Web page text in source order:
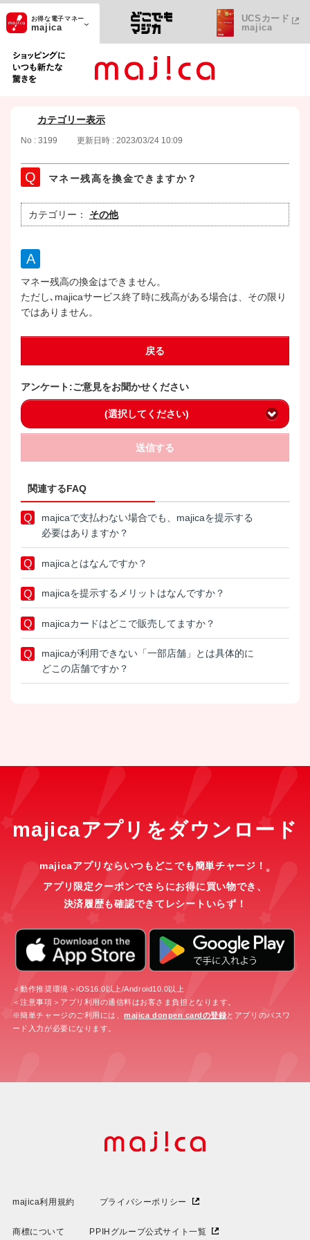
ショッピングにいつも新たな驚きを
お得な電子マネー
majica
UCSカード
majica
カテゴリー表示
No : 3199 更新日時 : 2023/03/24 10:09
マネー残高を換金できますか？
カテゴリー： その他
マネー残高の換金はできません。
ただし､majicaサービス終了時に残高がある場合は、その限り
ではありません。
戻る
アンケート:ご意見をお聞かせください
(選択してください)
送信する
関連するFAQ
majicaで支払わない場合でも、majicaを提示する
必要はありますか？
majicaとはなんですか？
majicaを提示するメリットはなんですか？
majicaカードはどこで販売してますか？
majicaが利用できない「一部店舗」とは具体的に
どこの店舗ですか？
majicaアプリをダウンロード
majicaアプリならいつもどこでも簡単チャージ！ ※
アプリ限定クーポンでさらにお得に買い物でき、
決済履歴も確認できてレシートいらず！
＜動作推奨環境＞iOS16.0以上/Android10.0以上
＜注意事項＞アプリ利用の通信料はお客さま負担となります。
※簡単チャージのご利用には、majica donpen cardの登録とアプリのパスワ
ード入力が必要になります。
majica利用規約 プライバシーポリシー
商標について PPIHグループ公式サイト一覧